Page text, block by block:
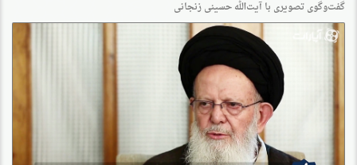
گفت‌وگو‌ی تصویری با آیت‌الله حسینی زنجانی